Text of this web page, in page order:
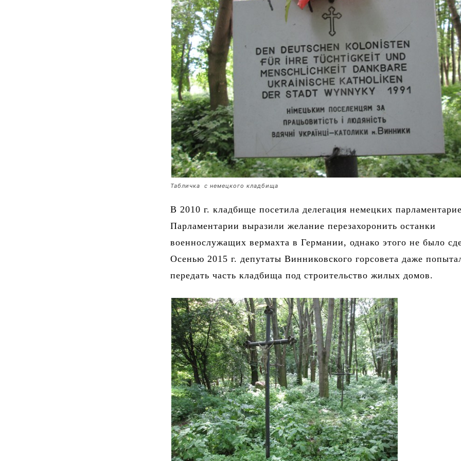
Табличка с немецкого кладбища
В 2010 г. кладбище посетила делегация немецких
Парламентарии выразили желание перезахоронить останки
военнослужащих вермахта в Германии, однако этого не было
Осенью 2015 г. депутаты Винниковского горсовета даже
передать часть кладбища под строительство жилых домов.